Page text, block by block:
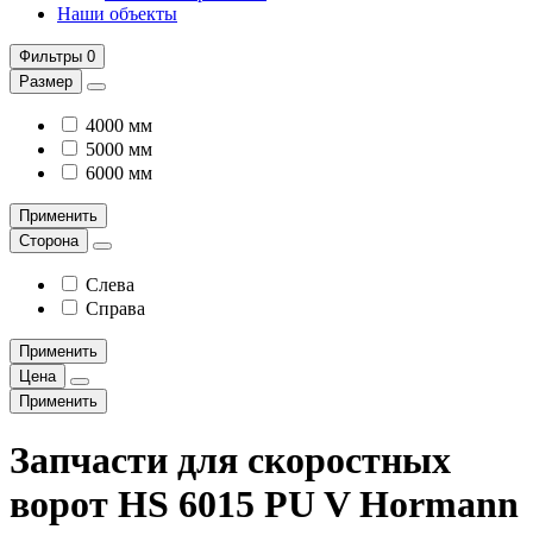
Наши объекты
Фильтры 0
Размер
4000 мм
5000 мм
6000 мм
Применить
Сторона
Слева
Справа
Применить
Цена
Применить
Запчасти для скоростных
ворот HS 6015 PU V Hormann